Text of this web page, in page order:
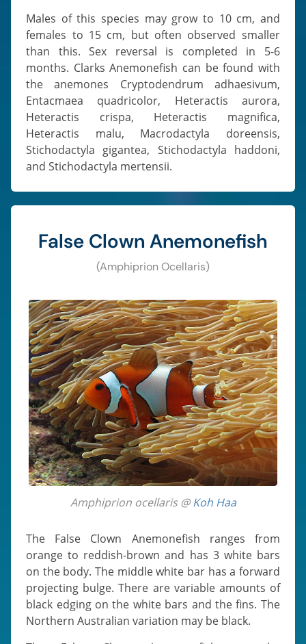
Males of this species may grow to 10 cm, and
females to 15 cm, but often observed smaller
than this. Sex reversal is completed in 5-6
months. Clarks Anemonefish can be found with
the anemones Cryptodendrum adhaesivum,
Entacmaea quadricolor, Heteractis aurora,
Heteractis crispa, Heteractis magnifica,
Heteractis malu, Macrodactyla doreensis,
Stichodactyla gigantea, Stichodactyla haddoni,
and Stichodactyla mertensii.
False Clown Anemonefish
(Amphiprion Ocellaris)
Amphiprion ocellaris @Koh Haa
The False Clown Anemonefish ranges from
orange to reddish-brown and has 3 white bars
on the body. The middle white bar has a forward
projecting bulge. There are variable amounts of
black edging on the white bars and the fins. The
Northern Australian variation may be black.